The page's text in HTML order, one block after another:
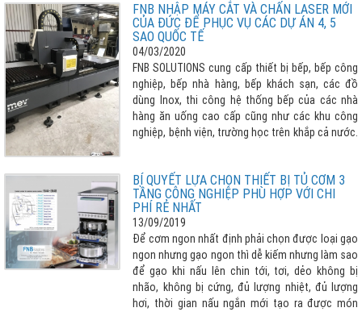
FNB NHẬP MÁY CẮT VÀ CHẤN LASER MỚI
CỦA ĐỨC ĐỂ PHỤC VỤ CÁC DỰ ÁN 4, 5
SAO QUỐC TẾ
04/03/2020
FNB SOLUTIONS cung cấp thiết bị bếp, bếp công
nghiệp, bếp nhà hàng, bếp khách sạn, các đồ
dùng Inox, thi công hệ thống bếp của các nhà
hàng ăn uống cao cấp cũng như các khu công
nghiệp, bệnh viện, trường học trên khắp cả nước.
mới của Đức để phục vụ quá trình sản xuất thiết
bị chất lượng cao.
BÍ QUYẾT LỰA CHỌN THIẾT BỊ TỦ CƠM 3
TẦNG CÔNG NGHIỆP PHÙ HỢP VỚI CHI
PHÍ RẺ NHẤT
13/09/2019
Để cơm ngon nhất định phải chọn được loại gạo
ngon nhưng gạo ngon thì dễ kiếm nhưng làm sao
để gạo khi nấu lên chin tới, tơi, dẻo không bị
nhão, không bị cứng, đủ lượng nhiệt, đủ lượng
hơi, thời gian nấu ngắn mới tạo ra được món